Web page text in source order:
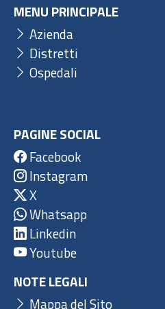
MENU PRINCIPALE
Azienda
Distretti
Ospedali
PAGINE SOCIAL
Facebook
Instagram
X
Whatsapp
Linkedin
Youtube
NOTE LEGALI
Mappa del Sito